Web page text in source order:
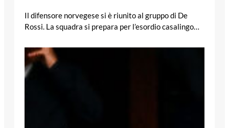
Il difensore norvegese si è riunito al gruppo di De
Rossi. La squadra si prepara per l’esordio casalingo…